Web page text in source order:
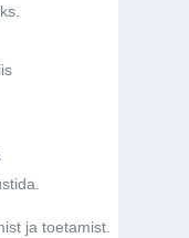
ja toetamist.